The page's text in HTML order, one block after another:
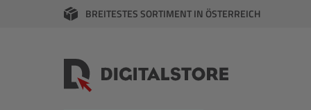
Zur Hauptnavigation springen
BREITESTES SORTIMENT IN ÖSTERREICH